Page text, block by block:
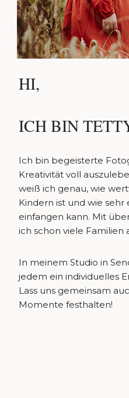
HI,
ICH BIN
Ich bin begeisterte
Kreativität voll
weiß ich genau, wie
Kindern ist und wie
einfangen kann. Mit
ich schon viele Familien
In meinem Studio in
jedem ein individuelles
Lass uns gemeinsam
Momente festhalten!